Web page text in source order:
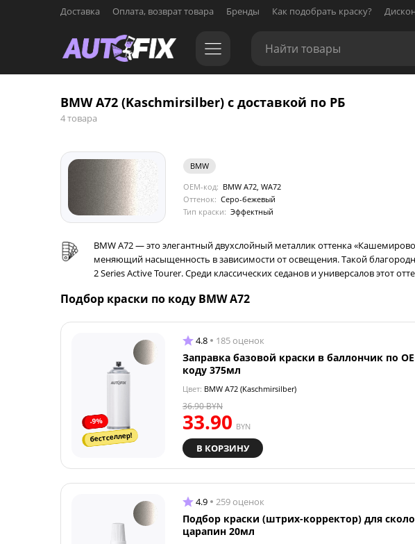
Доставка Оплата, возврат товара Бренды Как подобрать краску?
BMW A72 (Kaschmirsilber) с доставкой по РБ
4 товара
BMW
OEM-код: BMW A72, WA72
Оттенок: Серо-бежевый
Тип краски: Эффектный
BMW A72 — это элегантный двухслойный металлик оттенка
меняющий насыщенность в зависимости от освещения. Такой
2 Series Active Tourer. Среди классических седанов и универсалов этот
Подбор краски по коду BMW A72
-9%
бестселлер!
4.8 185 оценок
Заправка базовой краски в баллончик по
коду 375мл
Цвет: BMW A72 (Kaschmirsilber)
33.90 BYN
36.90BYN
В КОРЗИНУ
4.9 259 оценок
Подбор краски (штрих-корректор) для
царапин 20мл